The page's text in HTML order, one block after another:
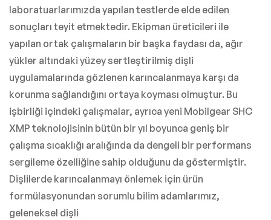
laboratuarlarımızda yapılan testlerde elde edilen
sonuçları teyit etmektedir. Ekipman üreticileri ile
yapılan ortak çalışmaların bir başka faydası da, ağır
yükler altındaki yüzey sertleştirilmiş dişli
uygulamalarında gözlenen karıncalanmaya karşı da
korunma sağlandığını ortaya koyması olmuştur. Bu
işbirliği içindeki çalışmalar, ayrıca yeni Mobilgear SHC
XMP teknolojisinin bütün bir yıl boyunca geniş bir
çalışma sıcaklığı aralığında da dengeli bir performans
sergileme özelliğine sahip olduğunu da göstermiştir.
Dişlilerde karıncalanmayı önlemek için ürün
formülasyonundan sorumlu bilim adamlarımız,
geleneksel dişli